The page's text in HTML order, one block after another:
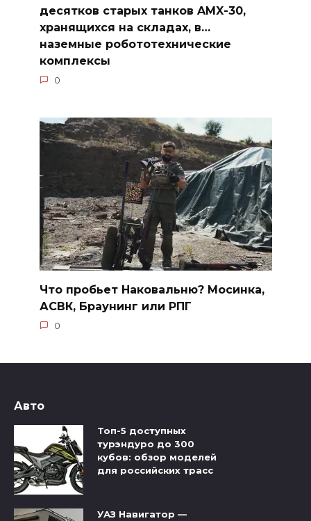
десятков старых танков AMX-30,
хранящихся на складах, в…
наземные робототехнические
комплексы
0
Что пробьет Наковальню? Мосинка,
АСВК, Браунинг или РПГ
0
Авто
Топ-5 доступных
турэндуро до 300
кубов: обзор моделей
для российских трасс
УАЗ Навигатор —